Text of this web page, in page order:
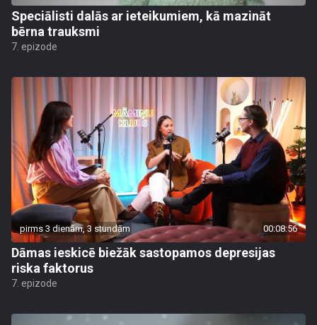
Speciālisti dalās ar ieteikumiem, kā mazināt
bērna trauksmi
7. epizode
pirms 3 dienām, 3 stundām 00:08:56
Dāmas ieskicē biežāk sastopamos depresijas
riska faktorus
7. epizode